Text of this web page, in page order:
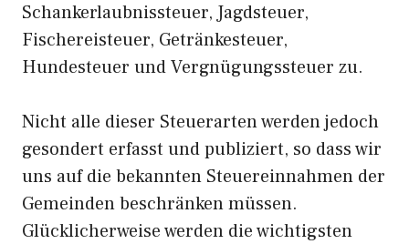
Schankerlaubnissteuer, Jagdsteuer,
Fischereisteuer, Getränkesteuer,
Hundesteuer und Vergnügungssteuer zu.
Nicht alle dieser Steuerarten werden jedoch
gesondert erfasst und publiziert, so dass wir
uns auf die bekannten Steuereinnahmen der
Gemeinden beschränken müssen.
Glücklicherweise werden die wichtigsten